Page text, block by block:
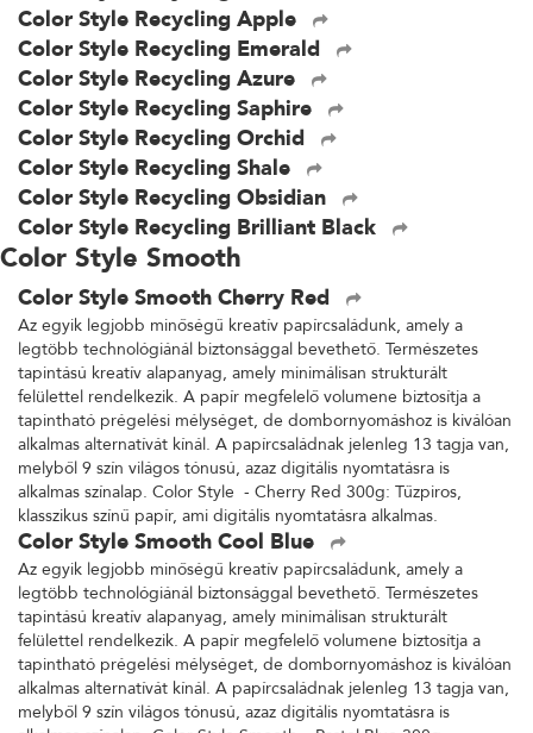
Color Style Recycling Apple
Color Style Recycling Emerald
Color Style Recycling Azure
Color Style Recycling Saphire
Color Style Recycling Orchid
Color Style Recycling Shale
Color Style Recycling Obsidian
Color Style Recycling Brilliant Black
Color Style Smooth
Color Style Smooth Cherry Red
Az egyik legjobb minőségű kreatív papírcsaládunk, amely a
legtöbb technológiánál biztonsággal bevethető. Természetes
tapintású kreatív alapanyag, amely minimálisan strukturált
felülettel rendelkezik. A papír megfelelő volumene biztosítja a
tapintható prégelési mélységet, de dombornyomáshoz is kiválóan
alkalmas alternatívát kínál. A papírcsaládnak jelenleg 13 tagja van,
melyből 9 szín világos tónusú, azaz digitális nyomtatásra is
alkalmas színalap. Color Style - Cherry Red 300g: Tűzpiros,
klasszikus színű papír, ami digitális nyomtatásra alkalmas.
Color Style Smooth Cool Blue
Az egyik legjobb minőségű kreatív papírcsaládunk, amely a
legtöbb technológiánál biztonsággal bevethető. Természetes
tapintású kreatív alapanyag, amely minimálisan strukturált
felülettel rendelkezik. A papír megfelelő volumene biztosítja a
tapintható prégelési mélységet, de dombornyomáshoz is kiválóan
alkalmas alternatívát kínál. A papírcsaládnak jelenleg 13 tagja van,
melyből 9 szín világos tónusú, azaz digitális nyomtatásra is